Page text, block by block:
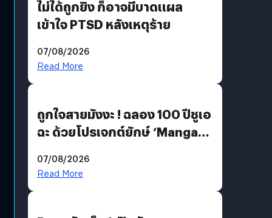
ไม่ได้ถูกยิง ก็อาจมีบาดแผล
เข้าใจ PTSD หลังเหตุร้าย
07/08/2026
Read More
ถูกใจสายมังงะ ! ฉลอง 100 ปีชูเอ
ฉะ ด้วยโปรเจกต์ยักษ์ ‘Manga
มีภาษาไทยด้วย
07/08/2026
Read More